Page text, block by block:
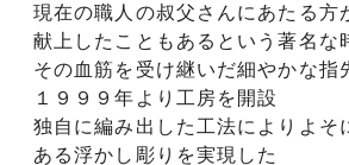
現在の職人の叔父さんにあたる方
献上したこともあるという著名な
その血筋を受け継いだ細やかな指
１９９９年より工房を開設
独自に編み出した工法によりよそ
ある浮かし彫りを実現した